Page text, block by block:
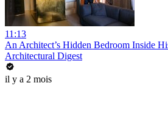
11:13
An Architect’s Hidden Bedroom Inside
Architectural Digest
il y a 2 mois